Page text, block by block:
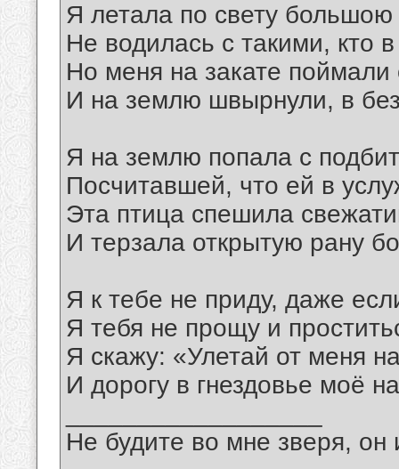
Я летала по свету
Не водилась с такими, кто
Но меня на закате поймали
И на землю швырнули, в
Я на землю попала с
Посчитавшей, что ей в
Эта птица спешила
И терзала открытую рану
Я к тебе не приду, даже
Я тебя не прощу и
Я скажу: «Улетай от меня
И дорогу в гнездовье моё
Не будите во мне зверя, он